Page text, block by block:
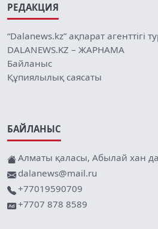
РЕДАКЦИЯ
“Dalanews.kz” ақпарат агенттігі
DALANEWS.KZ – ЖАРНАМА
Байланыс
Құпиялылық саясаты
БАЙЛАНЫС
Алматы қаласы, Абылай хан
dalanews@mail.ru
+77019590709
+7707 878 8589